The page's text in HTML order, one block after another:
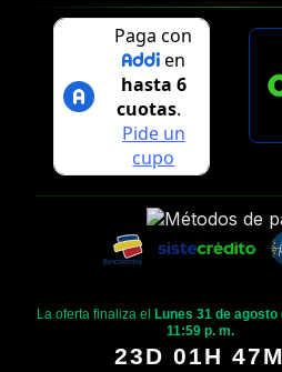
La oferta finaliza el
Lunes 31 de agosto
11:59 p. m.
23D 01H